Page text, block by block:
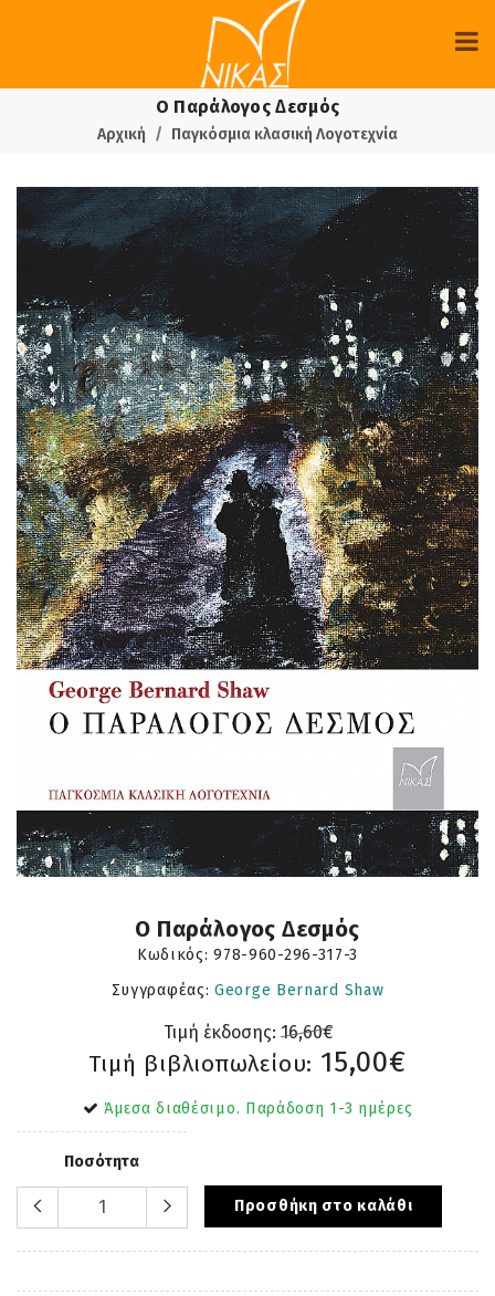
Ο Παράλογος ∆εσµός
Αρχική Παγκόσμια κλασική Λογοτεχνία
Ο Παράλογος ∆εσµός
Κωδικός:978-960-296-317-3
Συγγραφέας:George Bernard Shaw
Τιμή έκδοσης: 16,60€
Τιμή βιβλιοπωλείου: 15,00€
Άμεσα διαθέσιμο. Παράδοση 1-3 ημέρες
Ποσότητα
Προσθήκη στο καλάθι